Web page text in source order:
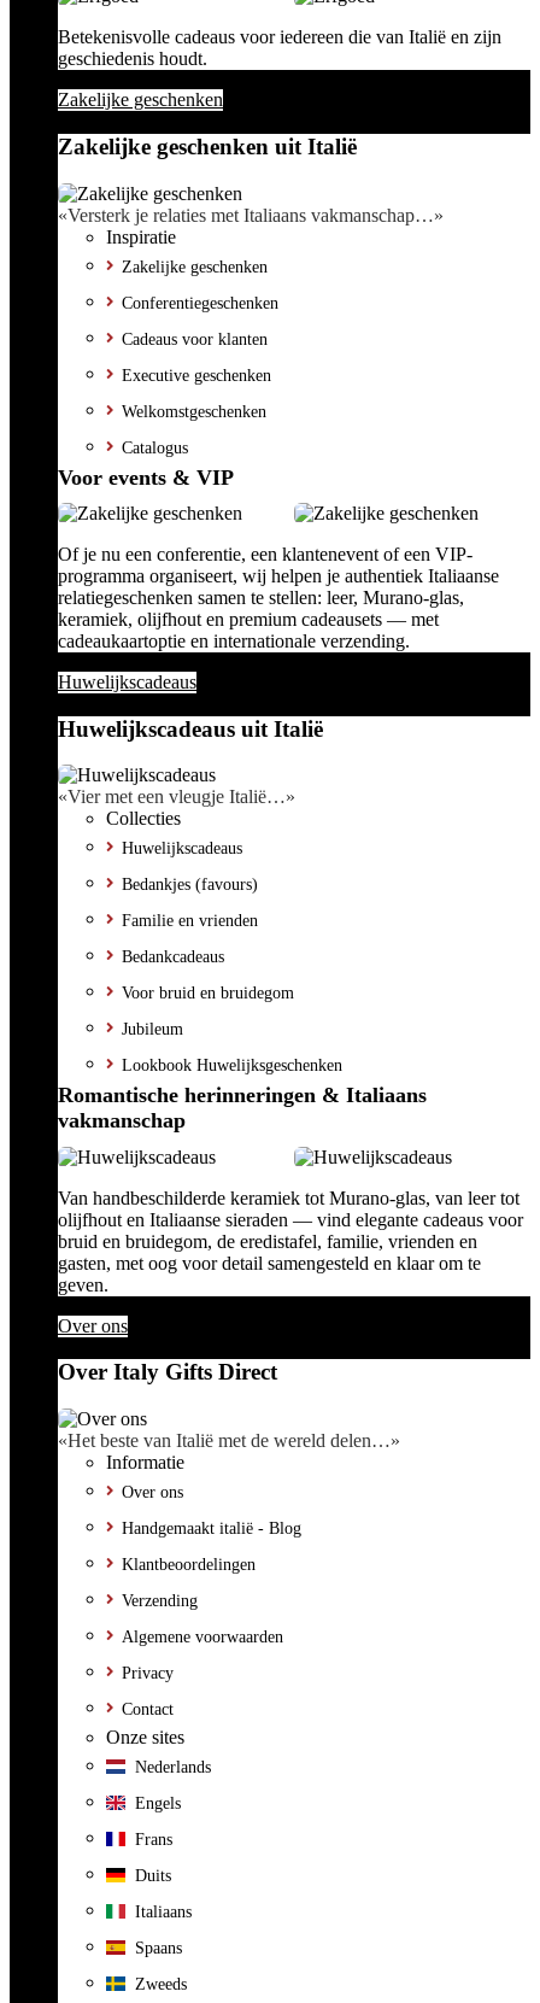
Betekenisvolle cadeaus voor iedereen die van Italië en zijn
geschiedenis houdt.
Zakelijke geschenken
Zakelijke geschenken uit Italië
«Versterk je relaties met Italiaans vakmanschap…»
Inspiratie
Zakelijke geschenken
Conferentiegeschenken
Cadeaus voor klanten
Executive geschenken
Welkomstgeschenken
Catalogus
Voor events & VIP
Of je nu een conferentie, een klantenevent of een VIP-
programma organiseert, wij helpen je authentiek Italiaanse
relatiegeschenken samen te stellen: leer, Murano-glas,
keramiek, olijfhout en premium cadeausets — met
cadeaukaartoptie en internationale verzending.
Huwelijkscadeaus
Huwelijkscadeaus uit Italië
«Vier met een vleugje Italië…»
Collecties
Huwelijkscadeaus
Bedankjes (favours)
Familie en vrienden
Bedankcadeaus
Voor bruid en bruidegom
Jubileum
Lookbook Huwelijksgeschenken
Romantische herinneringen & Italiaans
vakmanschap
Van handbeschilderde keramiek tot Murano-glas, van leer tot
olijfhout en Italiaanse sieraden — vind elegante cadeaus voor
bruid en bruidegom, de eredistafel, familie, vrienden en
gasten, met oog voor detail samengesteld en klaar om te
geven.
Over ons
Over Italy Gifts Direct
«Het beste van Italië met de wereld delen…»
Informatie
Over ons
Handgemaakt italië - Blog
Klantbeoordelingen
Verzending
Algemene voorwaarden
Privacy
Contact
Onze sites
Nederlands
Engels
Frans
Duits
Italiaans
Spaans
Zweeds